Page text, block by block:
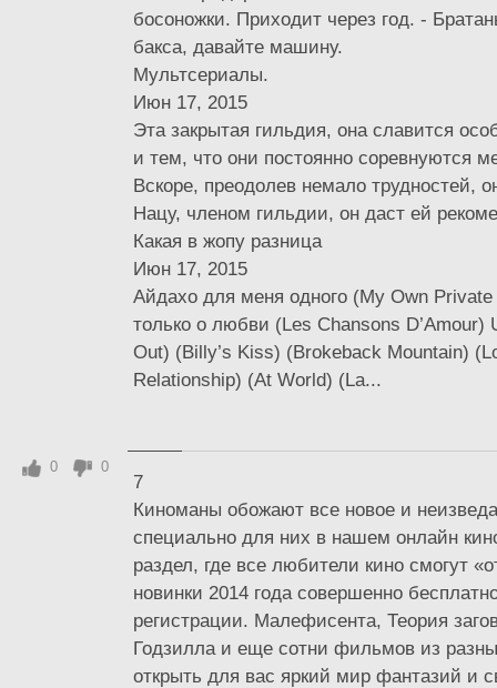
босоножки. Приходит через год. -
бакса, давайте машину.
Мультсериалы.
Июн 17, 2015
Эта закрытая гильдия, она славится
и тем, что они постоянно соревнуются
Вскоре, преодолев немало трудностей,
Нацу, членом гильдии, он даст ей
Какая в жопу разница
Июн 17, 2015
Айдахо для меня одного (My Own
только о любви (Les Chansons D’Amour)
Out) (Billy’s Kiss) (Brokeback Mountain)
Relationship) (At World) (La...
7
Киноманы обожают все новое и
специально для них в нашем онлайн
раздел, где все любители кино смогут
новинки 2014 года совершенно
регистрации. Малефисента, Теория
Годзилла и еще сотни фильмов из
открыть для вас яркий мир фантазий и
0 0